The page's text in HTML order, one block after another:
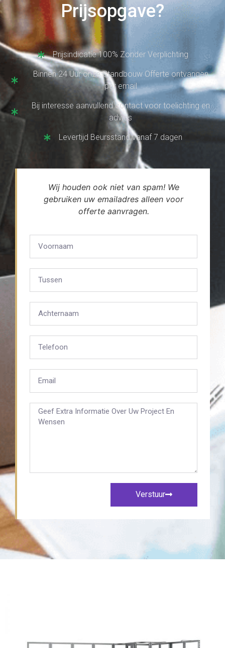
Prijsopgave?
Prijsindicatie 100% Zonder Verplichting
Binnen 24 Uur onze Standbouw Offerte ontvangen
per email
Bij interesse aanvullend contact voor toelichting en
advies
Levertijd Beursstand vanaf 7 dagen
Wij houden ook niet van spam! We
gebruiken uw emailadres alleen voor
offerte aanvragen.
Verstuur